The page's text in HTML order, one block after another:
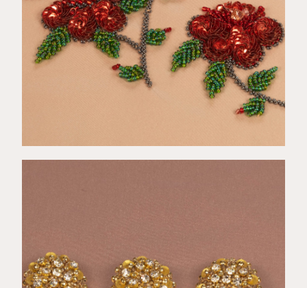
€25,00